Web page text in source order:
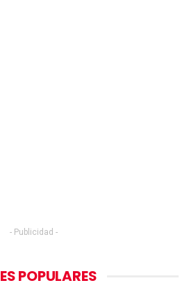
- Publicidad -
POPULARES